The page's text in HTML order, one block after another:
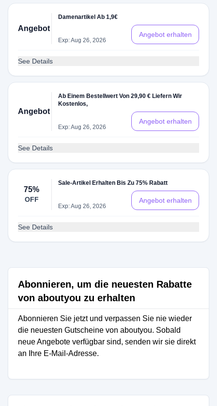
Angebot
Damenartikel Ab 1,9€
Exp: Aug 26, 2026
Angebot erhalten
See Details
Angebot
Ab Einem Bestellwert Von 29,90 € Liefern Wir
Kostenlos,
Exp: Aug 26, 2026
Angebot erhalten
See Details
75%
OFF
Sale-Artikel Erhalten Bis Zu 75% Rabatt
Exp: Aug 26, 2026
Angebot erhalten
See Details
Abonnieren, um die neuesten Rabatte
von aboutyou zu erhalten
Abonnieren Sie jetzt und verpassen Sie nie wieder
die neuesten Gutscheine von aboutyou. Sobald
neue Angebote verfügbar sind, senden wir sie direkt
an Ihre E-Mail-Adresse.